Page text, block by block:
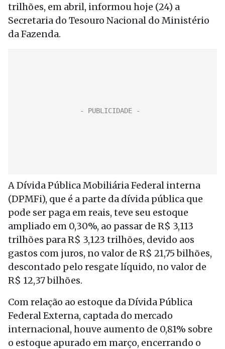
trilhões, em abril, informou hoje (24) a
Secretaria do Tesouro Nacional do Ministério
da Fazenda.
A Dívida Pública Mobiliária Federal interna
(DPMFi), que é a parte da dívida pública que
pode ser paga em reais, teve seu estoque
ampliado em 0,30%, ao passar de R$ 3,113
trilhões para R$ 3,123 trilhões, devido aos
gastos com juros, no valor de R$ 21,75 bilhões,
descontado pelo resgate líquido, no valor de
R$ 12,37 bilhões.
Com relação ao estoque da Dívida Pública
Federal Externa, captada do mercado
internacional, houve aumento de 0,81% sobre
o estoque apurado em março, encerrando o